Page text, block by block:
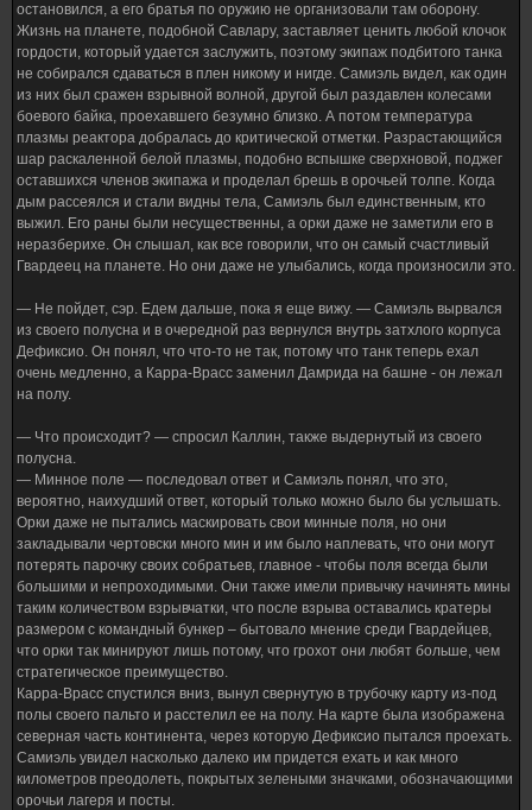
остановился, а его братья по оружию не организовали там оборону.
Жизнь на планете, подобной Савлару, заставляет ценить любой клочок
гордости, который удается заслужить, поэтому экипаж подбитого танка
не собирался сдаваться в плен никому и нигде. Самиэль видел, как один
из них был сражен взрывной волной, другой был раздавлен колесами
боевого байка, проехавшего безумно близко. А потом температура
плазмы реактора добралась до критической отметки. Разрастающийся
шар раскаленной белой плазмы, подобно вспышке сверхновой, поджег
оставшихся членов экипажа и проделал брешь в орочьей толпе. Когда
дым рассеялся и стали видны тела, Самиэль был единственным, кто
выжил. Его раны были несущественны, а орки даже не заметили его в
неразберихе. Он слышал, как все говорили, что он самый счастливый
Гвардеец на планете. Но они даже не улыбались, когда произносили это.
— Не пойдет, сэр. Едем дальше, пока я еще вижу. — Самиэль вырвался
из своего полусна и в очередной раз вернулся внутрь затхлого корпуса
Дефиксио. Он понял, что что-то не так, потому что танк теперь ехал
очень медленно, а Карра-Врасс заменил Дамрида на башне - он лежал
на полу.
— Что происходит? — спросил Каллин, также выдернутый из своего
полусна.
— Минное поле — последовал ответ и Самиэль понял, что это,
вероятно, наихудший ответ, который только можно было бы услышать.
Орки даже не пытались маскировать свои минные поля, но они
закладывали чертовски много мин и им было наплевать, что они могут
потерять парочку своих собратьев, главное - чтобы поля всегда были
большими и непроходимыми. Они также имели привычку начинять мины
таким количеством взрывчатки, что после взрыва оставались кратеры
размером с командный бункер – бытовало мнение среди Гвардейцев,
что орки так минируют лишь потому, что грохот они любят больше, чем
стратегическое преимущество.
Карра-Врасс спустился вниз, вынул свернутую в трубочку карту из-под
полы своего пальто и расстелил ее на полу. На карте была изображена
северная часть континента, через которую Дефиксио пытался проехать.
Самиэль увидел насколько далеко им придется ехать и как много
километров преодолеть, покрытых зелеными значками, обозначающими
орочьи лагеря и посты.